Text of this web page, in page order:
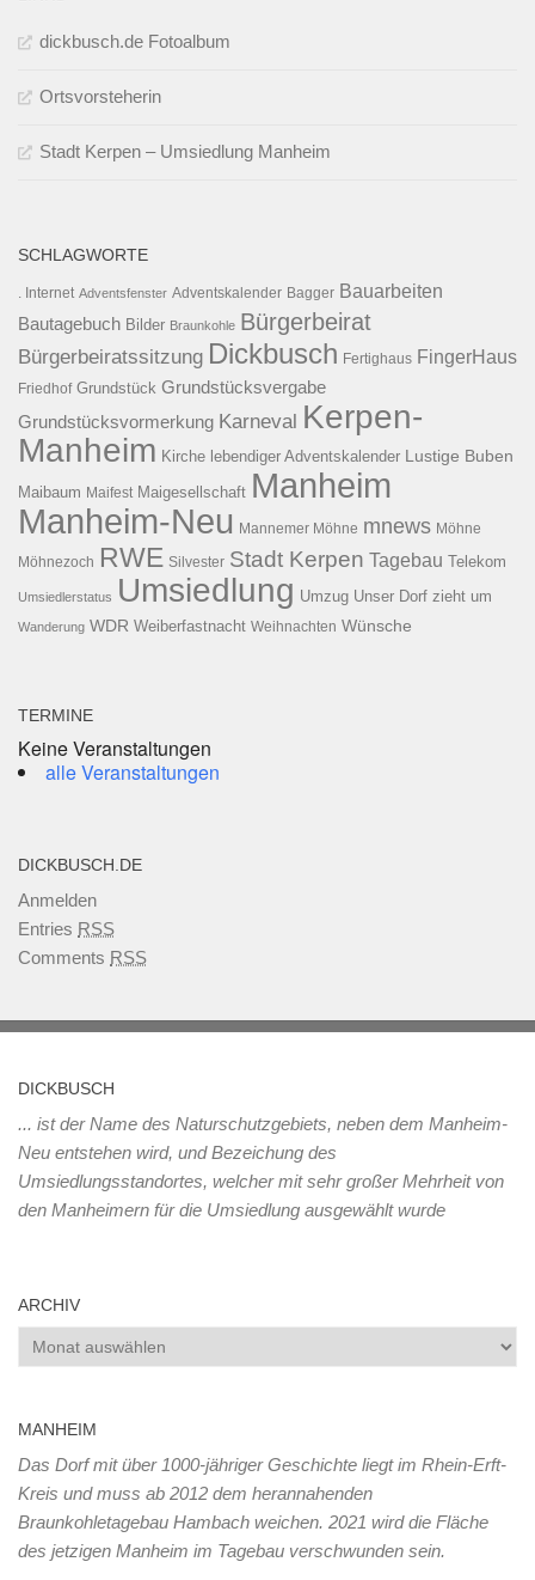
dickbusch.de Fotoalbum
Ortsvorsteherin
Stadt Kerpen – Umsiedlung Manheim
SCHLAGWORTE
. Internet Adventsfenster Adventskalender Bagger Bauarbeiten
Bautagebuch Bilder Braunkohle Bürgerbeirat
Bürgerbeiratssitzung Dickbusch Fertighaus FingerHaus
Friedhof Grundstück Grundstücksvergabe
Grundstücksvormerkung Karneval Kerpen-
Manheim Kirche lebendiger Adventskalender Lustige Buben
Maibaum Maifest Maigesellschaft Manheim
Manheim-Neu Mannemer Möhne mnews Möhne
Möhnezoch RWE Silvester Stadt Kerpen Tagebau Telekom
Umsiedlerstatus Umsiedlung Umzug Unser Dorf zieht um
Wanderung WDR Weiberfastnacht Weihnachten Wünsche
TERMINE
Keine Veranstaltungen
alle Veranstaltungen
DICKBUSCH.DE
Anmelden
Entries RSS
Comments RSS
DICKBUSCH
... ist der Name des Naturschutzgebiets, neben dem Manheim-
Neu entstehen wird, und Bezeichung des
Umsiedlungsstandortes, welcher mit sehr großer Mehrheit von
den Manheimern für die Umsiedlung ausgewählt wurde
ARCHIV
Archiv
MANHEIM
Das Dorf mit über 1000-jähriger Geschichte liegt im Rhein-Erft-
Kreis und muss ab 2012 dem herannahenden
Braunkohletagebau Hambach weichen. 2021 wird die Fläche
des jetzigen Manheim im Tagebau verschwunden sein.